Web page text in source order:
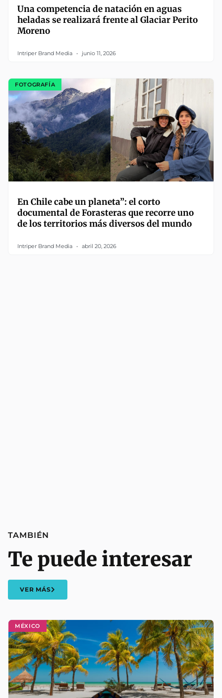
Una competencia de natación en aguas
heladas se realizará frente al Glaciar Perito
Moreno
Intriper Brand Media junio 11, 2026
FOTOGRAFÍA
En Chile cabe un planeta”: el corto
documental de Forasteras que recorre uno
de los territorios más diversos del mundo
Intriper Brand Media abril 20, 2026
MÉXICO
TAMBIÉN
Te puede interesar
VER MÁS